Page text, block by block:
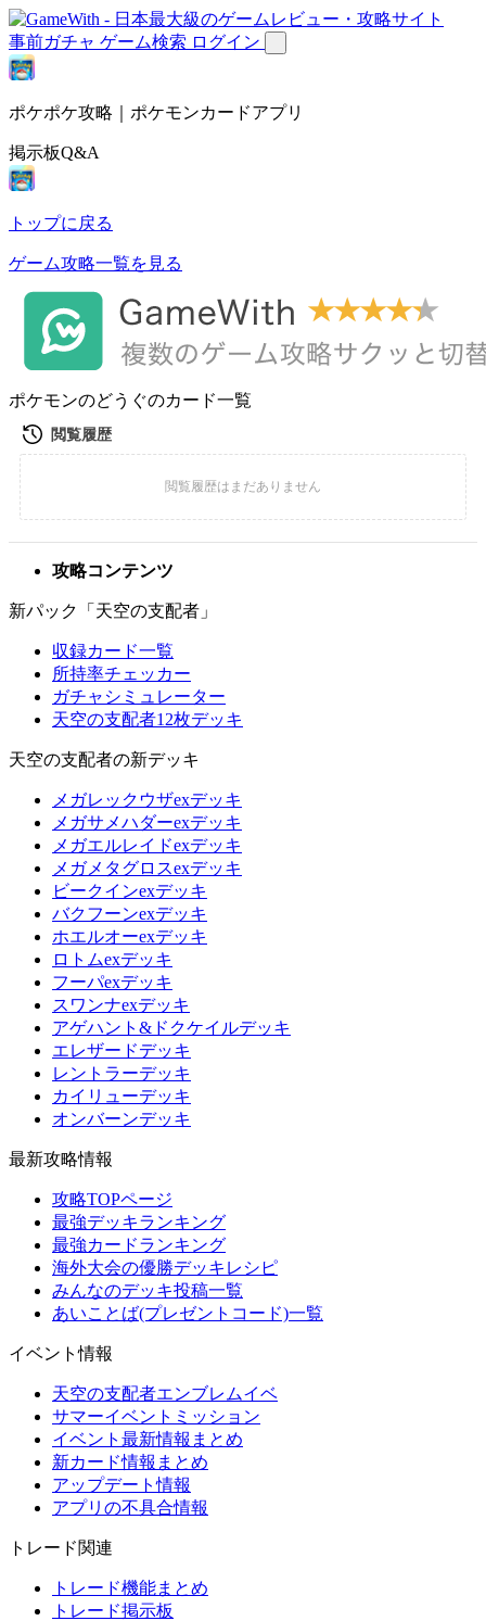
事前ガチャ ゲーム検索 ログイン
ポケポケ攻略｜ポケモンカードアプリ
掲示板Q&A
トップに戻る
ゲーム攻略一覧を見る
ポケモンのどうぐのカード一覧
攻略コンテンツ
新パック「天空の支配者」
収録カード一覧
所持率チェッカー
ガチャシミュレーター
天空の支配者12枚デッキ
天空の支配者の新デッキ
メガレックウザexデッキ
メガサメハダーexデッキ
メガエルレイドexデッキ
メガメタグロスexデッキ
ビークインexデッキ
バクフーンexデッキ
ホエルオーexデッキ
ロトムexデッキ
フーパexデッキ
スワンナexデッキ
アゲハント&ドクケイルデッキ
エレザードデッキ
レントラーデッキ
カイリューデッキ
オンバーンデッキ
最新攻略情報
攻略TOPページ
最強デッキランキング
最強カードランキング
海外大会の優勝デッキレシピ
みんなのデッキ投稿一覧
あいことば(プレゼントコード)一覧
イベント情報
天空の支配者エンブレムイベ
サマーイベントミッション
イベント最新情報まとめ
新カード情報まとめ
アップデート情報
アプリの不具合情報
トレード関連
トレード機能まとめ
トレード掲示板